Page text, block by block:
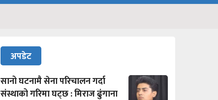
अपडेट
सानो घटनामै सेना परिचालन गर्दा
संस्थाको गरिमा घट्छ : मिराज ढुंगाना